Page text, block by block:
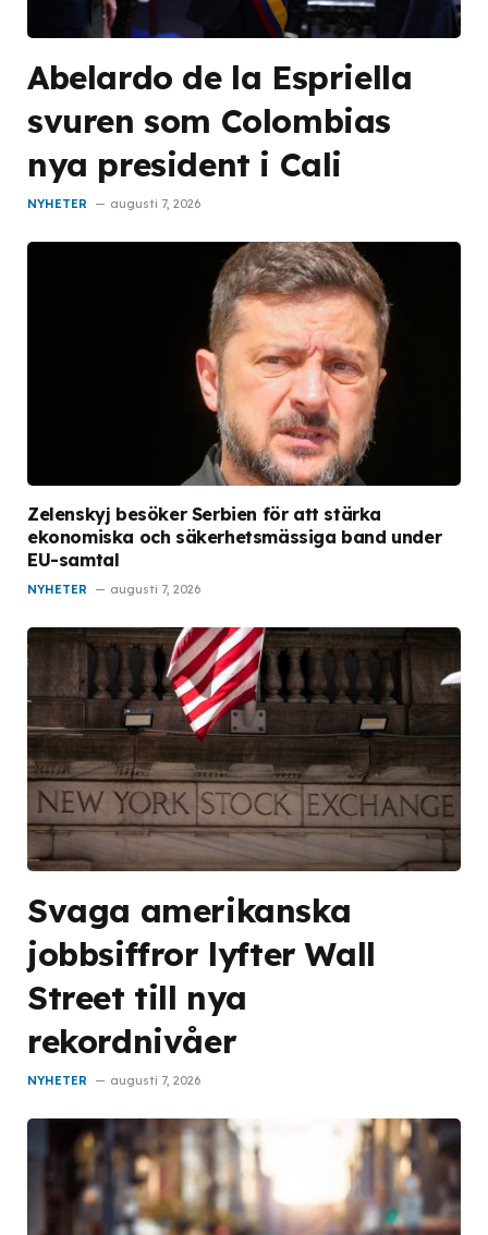
Abelardo de la Espriella
svuren som Colombias
nya president i Cali
NYHETER augusti 7, 2026
Zelenskyj besöker Serbien för att stärka
ekonomiska och säkerhetsmässiga band under
EU-samtal
NYHETER augusti 7, 2026
Svaga amerikanska
jobbsiffror lyfter Wall
Street till nya
rekordnivåer
NYHETER augusti 7, 2026